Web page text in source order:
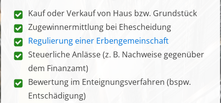
Kauf oder Verkauf von Haus bzw. Grundstück
Zugewinnermittlung bei Ehescheidung
Regulierung einer Erbengemeinschaft
Steuerliche Anlässe (z. B. Nachweise gegenüber
dem Finanzamt)
Bewertung im Enteignungsverfahren (bspw.
Entschädigung)